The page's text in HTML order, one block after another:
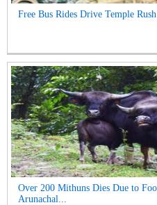
Free Bus Rides Drive Temple
Over 200 Mithuns Dies Due to
Arunachal...